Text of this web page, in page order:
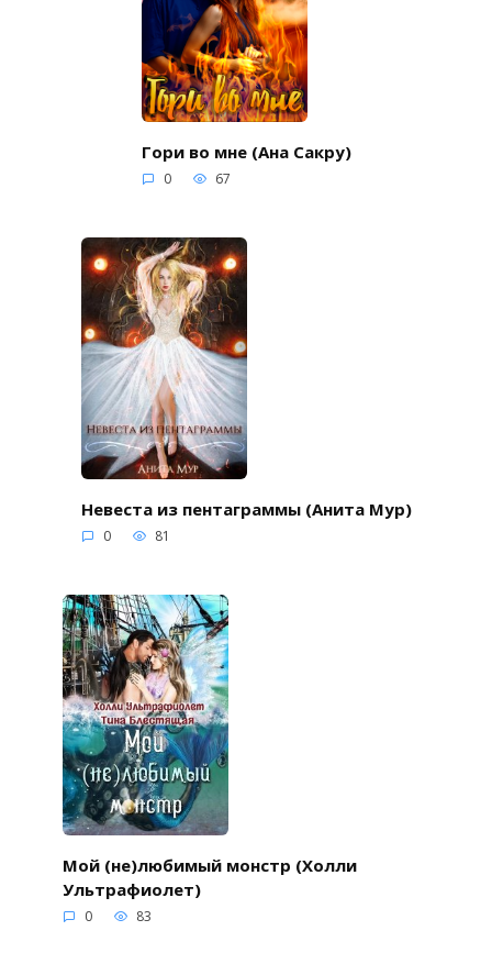
Гори во мне (Ана Сакру)
0 67
Невеста из пентаграммы (Анита Мур)
0 81
Мой (не)любимый монстр (Холли
Ультрафиолет)
0 83